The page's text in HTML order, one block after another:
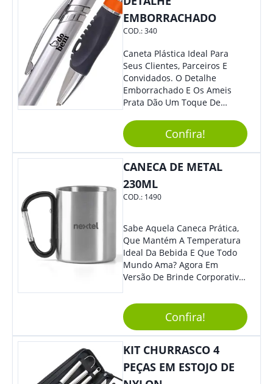
EMBORRACHADO
COD.:340
Caneta Plástica Ideal Para
Seus Clientes, Parceiros E
Convidados. O Detalhe
Emborrachado E Os Ameis
Prata Dão Um Toque De
Acionamento Por Clique.
Confira!
CANECA DE METAL
230ML
COD.: 1490
Sabe Aquela Caneca Prática,
Que Mantém A Temperatura
Ideal Da Bebida E Que Todo
Mundo Ama? Agora Em
Versão De Brinde Corporativo
Sua Marca Com Muito Estilo E
Acrescentar Ainda Mais
Praticidade À Eventos E Feiras
De Exposição.
Confira!
KIT CHURRASCO 4
PEÇAS EM ESTOJO DE